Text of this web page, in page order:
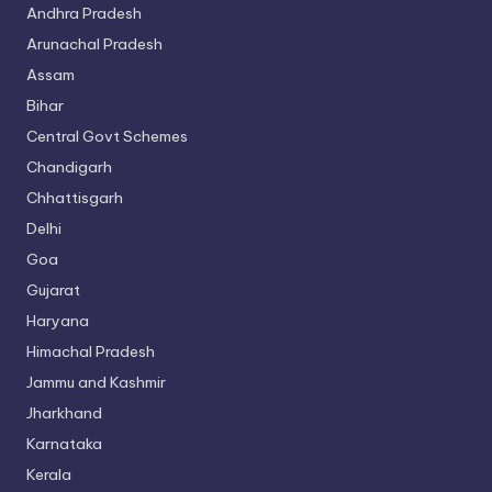
Andhra Pradesh
Arunachal Pradesh
Assam
Bihar
Central Govt Schemes
Chandigarh
Chhattisgarh
Delhi
Goa
Gujarat
Haryana
Himachal Pradesh
Jammu and Kashmir
Jharkhand
Karnataka
Kerala